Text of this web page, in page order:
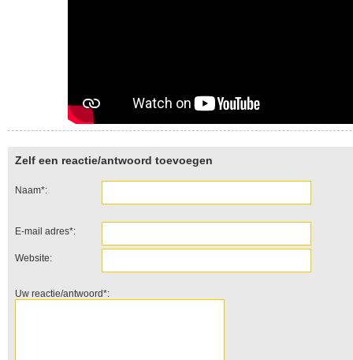
Zelf een reactie/antwoord toevoegen
Naam*:
E-mail adres*:
Website:
Uw reactie/antwoord*: